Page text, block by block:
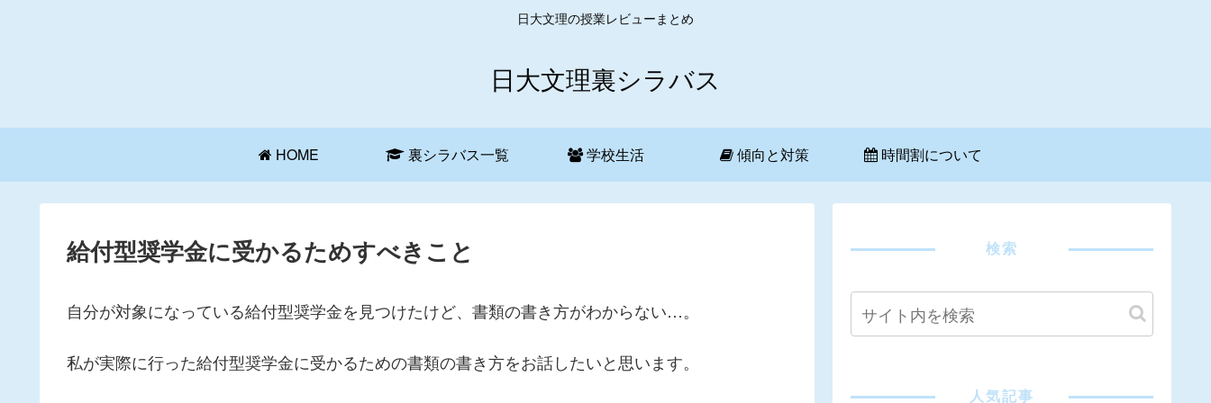
日大文理の授業レビューまとめ
日大文理裏シラバス
HOME 裏シラバス一覧 学校生活 傾向と対策 時間割について
給付型奨学金に受かるためすべきこと
自分が対象になっている給付型奨学金を見つけたけど、書類の書き方がわからない…。
私が実際に行った給付型奨学金に受かるための書類の書き方をお話したいと思います。
検索
人気記事